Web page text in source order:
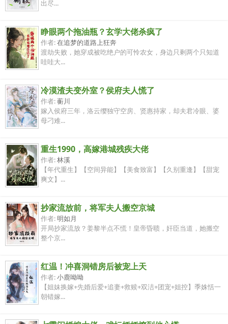
出尽...
睁眼两个拖油瓶？玄学大佬杀疯了
作者:在追梦的道路上狂奔
渡劫失败，她穿成被吃绝户的可怜农女，身边只剩两个只知道
哇哇大...
冷漠渣夫变外室？侯府夫人慌了
作者:蘅川
嫁入侯府三年，洛云缨独守空房、贤惠持家，却夫君冷眼、婆
母刁难...
重生1990，高嫁港城残疾大佬
作者:林溪
【年代重生】【空间异能】【美食致富】【久别重逢】【甜宠
爽文】...
抄家流放前，将军夫人搬空京城
作者:明如月
开局抄家流放？姜黎半点不慌！皇帝昏聩，奸臣当道，她搬空
整个京...
红温！冲喜洞错房后被宠上天
作者:小鹿呦呦
【姐妹换嫁+先婚后爱+追妻+救赎+双洁+团宠+姐控】季姝恬一
朝错嫁...